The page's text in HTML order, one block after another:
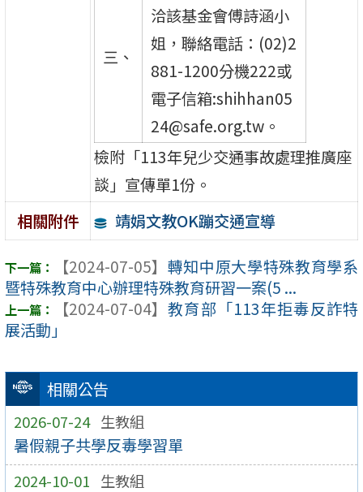
相關公告
2026-07-24 生教組
暑假親子共學反毒學習單
2024-10-01 生教組
三、
洽該基金會傅詩涵小
姐，聯絡電話：(02)2
881-1200分機222或
電子信箱:shihhan05
24@safe.org.tw。
檢附「113年兒少交通事故處理推廣座
談」宣傳單1份。
相關附件
靖娟文教OK蹦交通宣導
【2024-07-05】 轉知中原大學特殊教育學系
暨特殊教育中心辦理特殊教育研習一案(5 ...
【2024-07-04】 教育部「113年拒毒反詐特
展活動」